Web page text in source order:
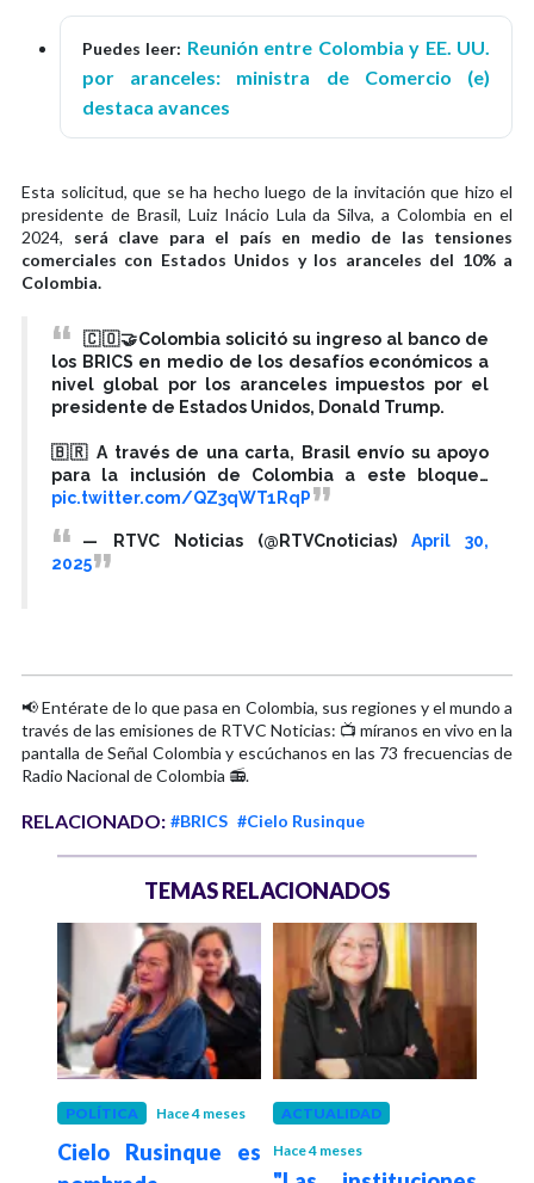
Puedes leer: Reunión entre Colombia y EE. UU.
por aranceles: ministra de Comercio (e)
destaca avances
Esta solicitud, que se ha hecho luego de la invitación que hizo el
presidente de Brasil, Luiz Inácio Lula da Silva, a Colombia en el
2024, será clave para el país en medio de las tensiones
comerciales con Estados Unidos y los aranceles del 10% a
Colombia.
🇨🇴🤝Colombia solicitó su ingreso al banco de
los BRICS en medio de los desafíos económicos a
nivel global por los aranceles impuestos por el
presidente de Estados Unidos, Donald Trump.
🇧🇷 A través de una carta, Brasil envío su apoyo
para la inclusión de Colombia a este bloque…
pic.twitter.com/QZ3qWT1RqP
— RTVC Noticias (@RTVCnoticias) April 30,
2025
📢 Entérate de lo que pasa en Colombia, sus regiones y el mundo a
través de las emisiones de RTVC Noticias: 📺 míranos en vivo en la
pantalla de Señal Colombia y escúchanos en las 73 frecuencias de
Radio Nacional de Colombia 📻.
RELACIONADO: #BRICS #Cielo Rusinque
TEMAS RELACIONADOS
POLÍTICA Hace 4 meses
Cielo Rusinque es
ACTUALIDAD
Hace 4 meses